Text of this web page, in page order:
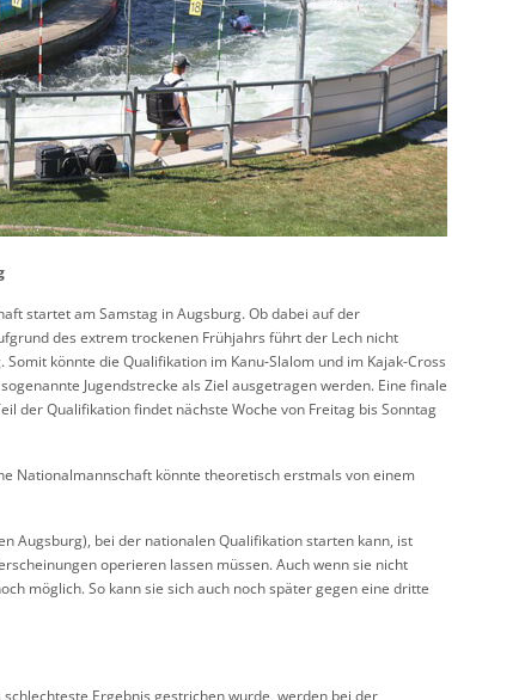
startet am Samstag in Augsburg. Ob dabei auf der
des extrem trockenen Frühjahrs führt der Lech nicht
könnte die Qualifikation im Kanu-Slalom und im Kajak-Cross
Jugendstrecke als Ziel ausgetragen werden. Eine finale
der Qualifikation findet nächste Woche von Freitag bis Sonntag
Nationalmannschaft könnte theoretisch erstmals von einem
Augsburg), bei der nationalen Qualifikation starten kann, ist
operieren lassen müssen. Auch wenn sie nicht
möglich. So kann sie sich auch noch später gegen eine dritte
Ergebnis gestrichen wurde, werden bei der